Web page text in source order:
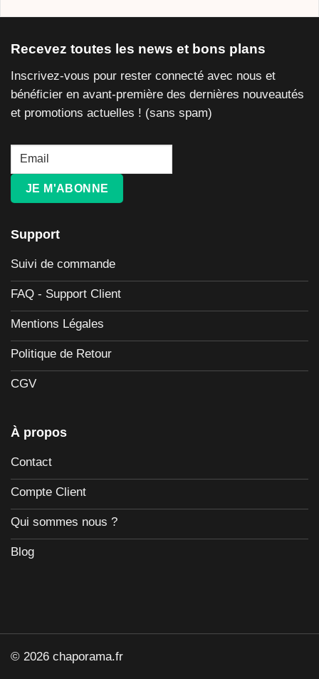
Recevez toutes les news et bons plans
Inscrivez-vous pour rester connecté avec nous et
bénéficier en avant-première des dernières nouveautés
et promotions actuelles ! (sans spam)
JE M'ABONNE
Support
Suivi de commande
FAQ - Support Client
Mentions Légales
Politique de Retour
CGV
À propos
Contact
Compte Client
Qui sommes nous ?
Blog
© 2026 chaporama.fr